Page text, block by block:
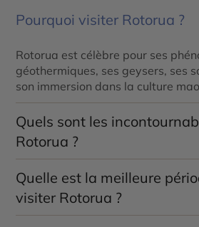
Pourquoi visiter Rotorua ?
Rotorua est célèbre pour ses
géothermiques, ses geysers, ses
son immersion dans la culture
Quels sont les
Rotorua ?
Te Puia, le geyser Pōhutu, Wai-O-
Volcanic Valley, la Redwood
maoris figurent parmi les
Quelle est la meilleure
visiter Rotorua ?